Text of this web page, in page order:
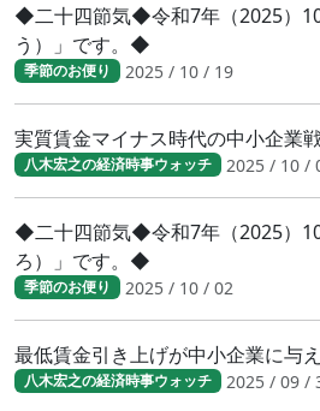
◆二十四節気◆令和7年（2025）
う）」です。◆
季節のお便り 2025 / 10 / 19
実質賃金マイナス時代の中小企業
八木宏之の経済時事ウォッチ 2025 / 10 /
◆二十四節気◆令和7年（2025）
ろ）」です。◆
季節のお便り 2025 / 10 / 02
最低賃金引き上げが中小企業に与
八木宏之の経済時事ウォッチ 2025 / 09 /